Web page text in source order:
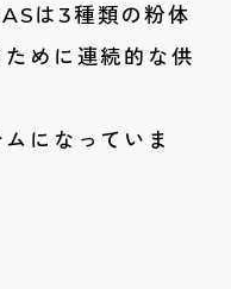
は3種類の粉体
めに連続的な供
になっていま